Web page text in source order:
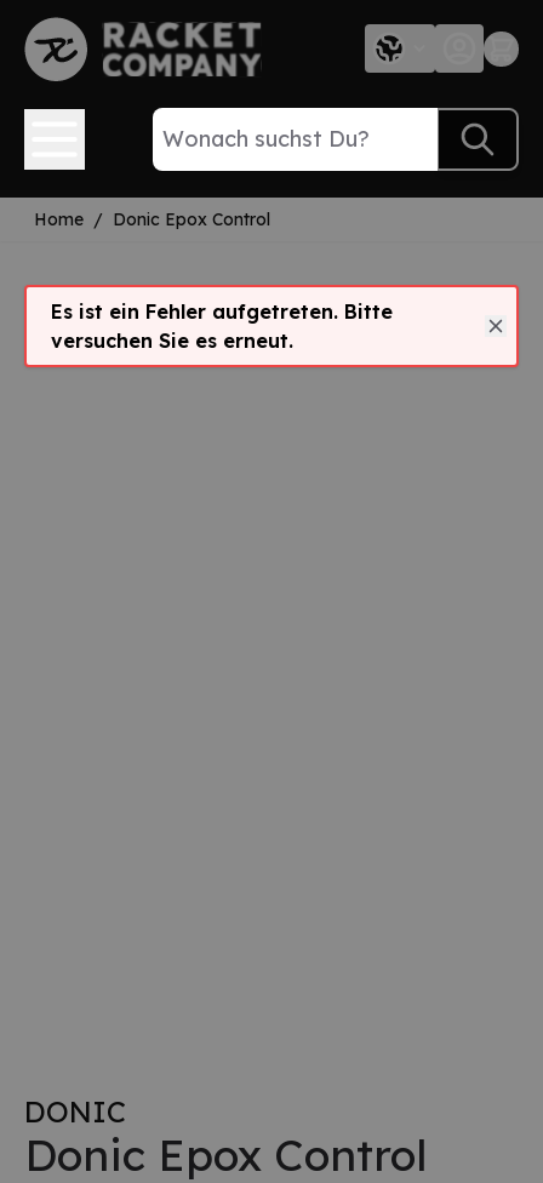
Direkt zum Inhalt
Home / Donic Epox Control
Es ist ein Fehler aufgetreten. Bitte
versuchen Sie es erneut.
DONIC
Donic Epox Control